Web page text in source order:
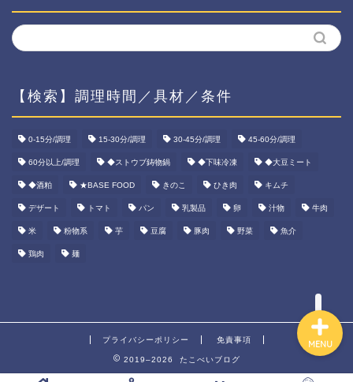
【検索】調理時間／具材／条件
0-15分/調理 15-30分/調理 30-45分/調理 45-60分/調理
60分以上/調理 ◆ストウブ鋳物鍋 ◆下味冷凍 ◆大豆ミート
◆酒粕 ★BASE FOOD きのこ ひき肉 キムチ
デザート トマト パン 乳製品 卵 汁物 牛肉
米 粉物系 芋 豆腐 豚肉 野菜 魚介
鶏肉 麺
プライバシーポリシー 免責事項
2019–2026 たこべいブログ
MENU
ホーム
資産運用
ダイエット